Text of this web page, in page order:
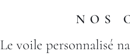
NOS
Le voile personnalisé